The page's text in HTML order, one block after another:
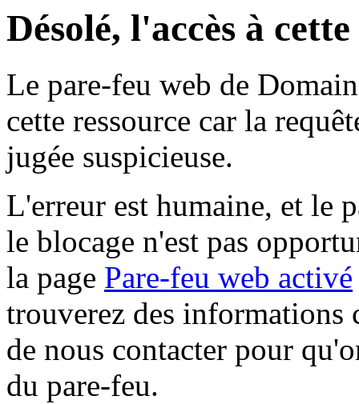
Désolé, l'accès à
Le pare-feu web de
cette ressource car la
jugée suspicieuse.
L'erreur est humaine, et le
le blocage n'est pas
la page Pare-feu web activé
trouverez des informations
de nous contacter pour
du pare-feu.